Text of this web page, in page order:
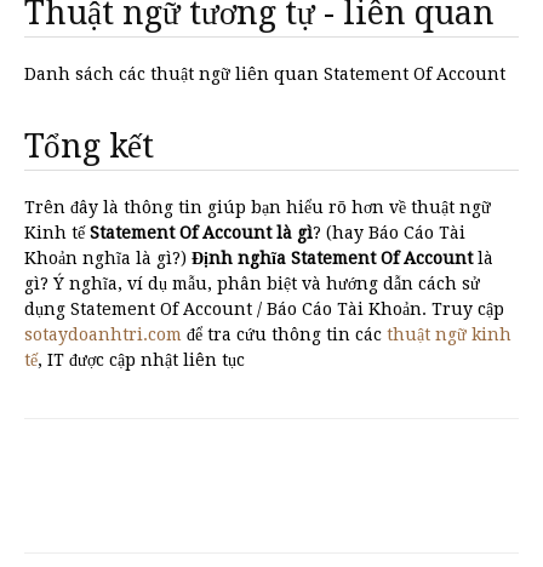
Thuật ngữ tương tự - liên quan
Danh sách các thuật ngữ liên quan Statement Of Account
Tổng kết
Trên đây là thông tin giúp bạn hiểu rõ hơn về thuật ngữ
Kinh tếStatement Of Account là gì? (hay Báo Cáo Tài
Khoản nghĩa là gì?) Định nghĩa Statement Of Accountlà
gì? Ý nghĩa, ví dụ mẫu, phân biệt và hướng dẫn cách sử
dụng Statement Of Account / Báo Cáo Tài Khoản. Truy cập
sotaydoanhtri.com để tra cứu thông tin các thuật ngữ kinh
tế, IT được cập nhật liên tục